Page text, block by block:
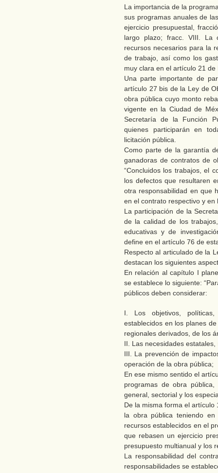
La importancia de la
sus programas anuales de
ejercicio presupuestal,
largo plazo; fracc. VIII. La
recursos necesarios para la
de trabajo, así como los
muy clara en el artículo 21 de
Una parte importante de
artículo 27 bis de la Ley de
obra pública cuyo monto
vigente en la Ciudad de
Secretaría de la Función
quienes participarán en
licitación pública.
Como parte de la garantía
ganadoras de contratos de
“Concluidos los trabajos, el
los defectos que resultaren
otra responsabilidad en que
en el contrato respectivo y en
La participación de la
de la calidad de los
educativas y de
define en el artículo 76 de
Respecto al articulado de la
destacan los siguientes
En relación al capítulo I
se establece lo siguiente:
públicos deben considerar:
I. Los objetivos, políticas,
establecidos en los planes
regionales derivados, de los
II. Las necesidades
III. La prevención de
operación de la obra pública;
En ese mismo sentido el
programas de obra
general, sectorial y los
De la misma forma el
la obra pública teniendo
recursos establecidos en el
que rebasen un ejercicio
presupuesto multianual y los
La responsabilidad del
responsabilidades se